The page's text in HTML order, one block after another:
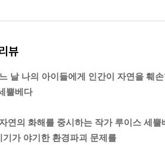
뷰
날 나의 아이들에게 인간이 자연을 훼
뿔베다
연의 화해를 중시하는 작가 루이스 세뿔
기가 야기한 환경파괴 문제를